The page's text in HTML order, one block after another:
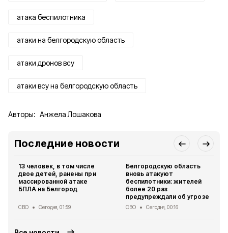
атака беспилотника
атаки на белгородскую область
атаки дронов всу
атаки всу на белгородскую область
Авторы: Анжела Лошакова
Последние новости
13 человек, в том числе
двое детей, ранены при
массированной атаке
БПЛА на Белгород
СВО Сегодня, 01:59
Белгородскую область
вновь атакуют
беспилотники: жителей
более 20 раз
предупреждали об угрозе
СВО Сегодня, 00:16